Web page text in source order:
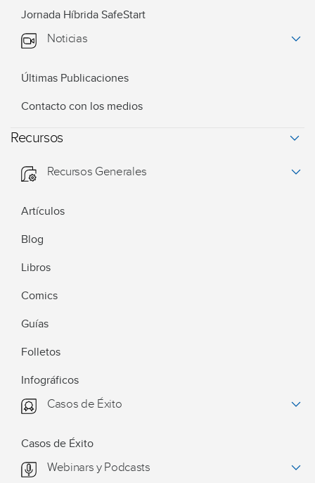
Jornada Híbrida SafeStart
Noticias
Últimas Publicaciones
Contacto con los medios
Recursos
Recursos Generales
Artículos
Blog
Libros
Comics
Guías
Folletos
Infográficos
Casos de Éxito
Casos de Éxito
Webinars y Podcasts